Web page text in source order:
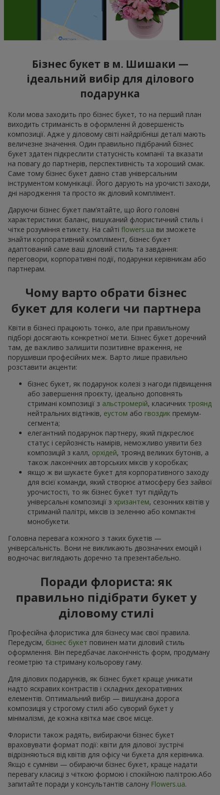
Бізнес букет в м. Шишаки —
ідеальний вибір для ділового
подарунка
Коли мова заходить про бізнес букет, то на перший план
виходить стриманість в оформленні й довершеність
композиції. Адже у діловому світі найдрібніші деталі мають
величезне значення. Один правильно підібраний бізнес
букет здатен підкреслити статусність компанії та вказати
на повагу до партнерів, перспективність та хороший смак.
Саме тому бізнес букет давно став універсальним
інструментом комунікації. Його дарують на урочисті заходи,
дні народження та просто як діловий комплімент.
Даруючи бізнес букет пам’ятайте, що його головні
характеристики: баланс, вишуканий флористичний стиль і
чітке розуміння етикету. На сайті flowers.ua ви зможете
знайти корпоративний комплімент, бізнес букет
адаптований саме ваш діловий стиль та завдання:
переговори, корпоративні події, подарунки керівникам або
партнерам.
Чому варто обрати бізнес
букет для колеги чи партнера
Квіти в бізнесі працюють тонко, але при правильному
підборі досягають конкретної мети. Бізнес букет доречний
там, де важливо залишити позитивне враження, не
порушивши професійних меж. Варто лише правильно
розставити акценти:
бізнес букет, як подарунок колезі з нагоди підвищення
або завершення проєкту, ідеально доповнять
стримані композиції з альстромерій, класичних троянд
нейтральних відтінків, еустом або гвоздик преміум-
сегмента;
елегантний подарунок партнеру, який підкреслює
статус і серйозність намірів, неможливо уявити без
композицій з калл, орхідей, троянд великих бутонів, а
також лаконічних авторських міксів у коробках;
якщо ж ви шукаєте букет для корпоративного заходу
для всієї команди, який створює атмосферу без зайвої
урочистості, то як бізнес букет тут підійдуть
універсальні композиції з хризантем, сезонних квітів у
стриманій палітрі, міксів із зеленню або компактні
монобукети.
Головна перевага кожного з таких букетів —
універсальність. Вони не викликають двозначних емоцій і
водночас виглядають доречно та презентабельно.
Поради флориста: як
правильно підібрати букет у
діловому стилі
Професійна флористика для бізнесу має свої правила.
Передусім, бізнес букет повинен мати діловий стиль
оформлення. Він передбачає лаконічність форм, продуману
геометрію та стриману кольорову гаму.
Для ділових подарунків, як бізнес букет краще уникати
надто яскравих контрастів і складних декоративних
елементів. Оптимальний вибір — вишукана дорога
композиція у строгому стилі або суворий букет у
мінімалізмі, де кожна квітка має своє місце.
Флористи також радять, вибираючи бізнес букет
враховувати формат події: квіти для ділової зустрічі
відрізняються від квітів для офісу чи букета для керівника.
Якщо є сумніви — обираючи бізнес букет, краще надати
перевагу класиці з чіткою формою і спокійною палітрою.Або
запитайте поради у консультантів салону Flowers.ua.